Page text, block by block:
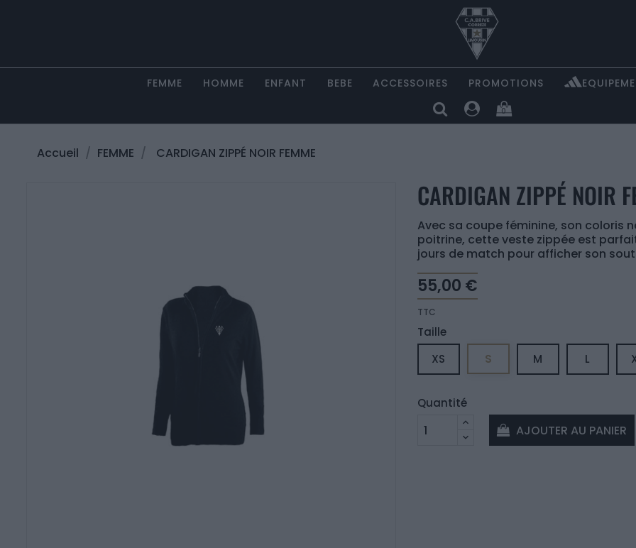
FEMME HOMME ENFANT BEBE ACCESSOIRES PROMOTIONS
0
Accueil FEMME CARDIGAN ZIPPÉ NOIR FEMME
CARDIGAN ZIPPÉ NOIR
Avec sa coupe féminine, son coloris
poitrine, cette veste zippée est
jours de match pour afficher son
55,00 €
TTC
Taille
XS
S M L
Quantité
AJOUTER AU PANIER